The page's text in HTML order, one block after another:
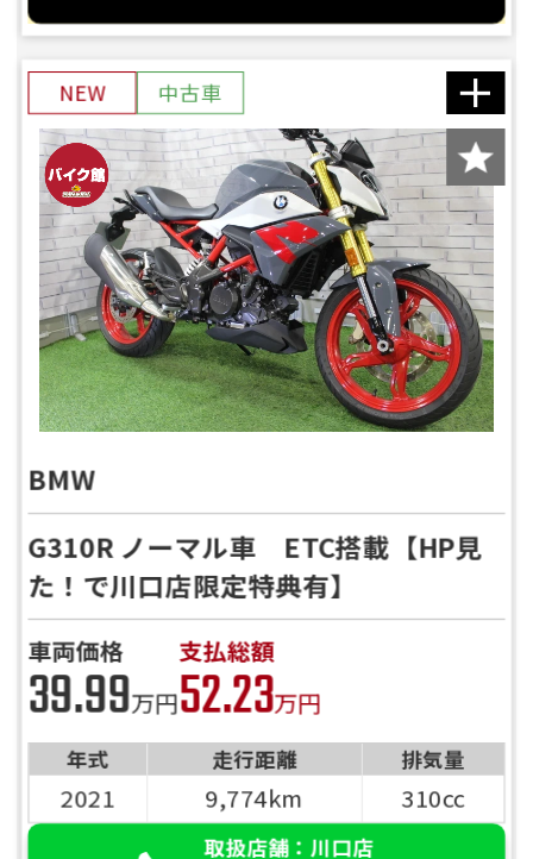
NEW 中古車
BMW
G310R ノーマル車 ETC搭載【HP見
た！で川口店限定特典有】
車両価格
39.99万円
支払総額
52.23万円
年式 走行距離 排気量
2021 9,774km 310cc
取扱店舗：川口店